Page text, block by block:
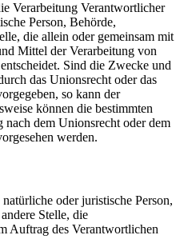
Verarbeitung Verantwortlicher
Person, Behörde,
die allein oder gemeinsam mit
Mittel der Verarbeitung von
Sind die Zwecke und
das Unionsrecht oder das
so kann der
können die bestimmten
dem Unionsrecht oder dem
werden.
oder juristische Person,
Stelle, die
Auftrag des Verantwortlichen